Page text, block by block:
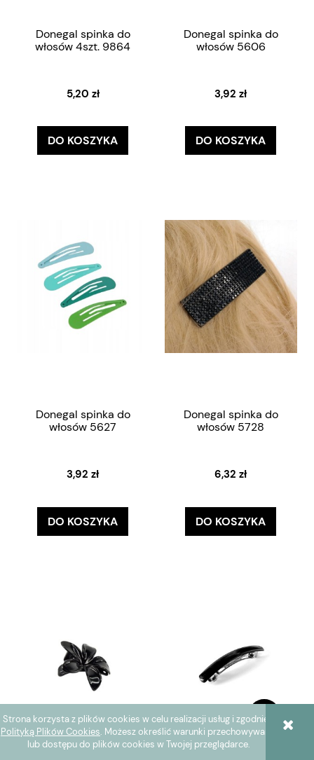
Strona korzysta z plików cookies w celu realizacji usług i zgodnie z
Polityką Plików Cookies. Możesz określić warunki przechowywania
lub dostępu do plików cookies w Twojej przeglądarce.
Donegal spinka do
włosów 4szt. 9864
5,20 zł
DO KOSZYKA
Donegal spinka do
włosów 5606
3,92 zł
DO KOSZYKA
Donegal spinka do
włosów 5627
3,92 zł
DO KOSZYKA
Donegal spinka do
włosów 5728
6,32 zł
DO KOSZYKA